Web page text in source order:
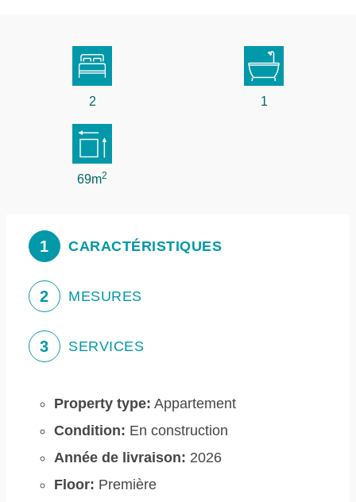
2 1
69m2
1 CARACTÉRISTIQUES
2 MESURES
3 SERVICES
Property type: Appartement
Condition: En construction
Année de livraison: 2026
Floor: Première